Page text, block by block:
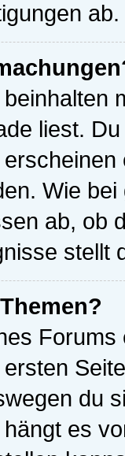
ab.
liest.
Wie
ab, ob
stellt
du
es